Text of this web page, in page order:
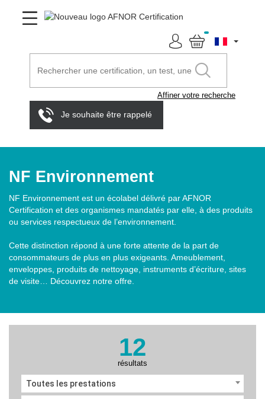
Affiner votre recherche
Je souhaite être rappelé
NF Environnement
NF Environnement est un écolabel délivré par AFNOR
Certification et des organismes mandatés par elle, à des produits
ou services respectueux de l’environnement.
Cette distinction répond à une forte attente de la part de
consommateurs de plus en plus exigeants. Ameublement,
enveloppes, produits de nettoyage, instruments d’écriture, sites
de visite… Découvrez notre offre.
12
résultats
Toutes les prestations